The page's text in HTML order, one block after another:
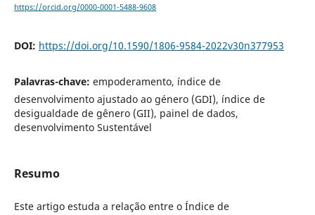
https://orcid.org/0000-0001-5488-9608
DOI: https://doi.org/10.1590/1806-9584-2022v30n377953
Palavras-chave: empoderamento, índice de
desenvolvimento ajustado ao género (GDI), índice de
desigualdade de gênero (GII), painel de dados,
desenvolvimento Sustentável
Resumo
Este artigo estuda a relação entre o Índice de